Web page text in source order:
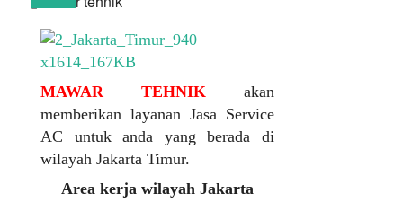
MAWAR TEHNIK akan
memberikan layanan Jasa Service
AC untuk anda yang berada di
wilayah Jakarta Timur.
Area kerja wilayah Jakarta